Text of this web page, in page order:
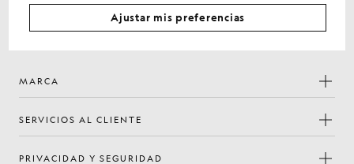
Facebook
Instagram
YouTube
TikTok
MARCA
SERVICIOS AL CLIENTE
PRIVACIDAD Y SEGURIDAD
Ajustar mis preferencias